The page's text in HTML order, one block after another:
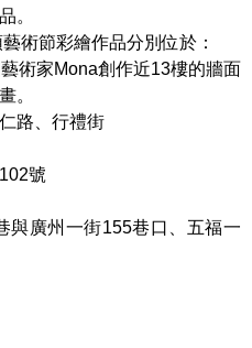
。
術節彩繪作品分別位於：
術家Mona創作近13樓的牆面
。
路、行禮街
號
與廣州一街155巷口、五福一